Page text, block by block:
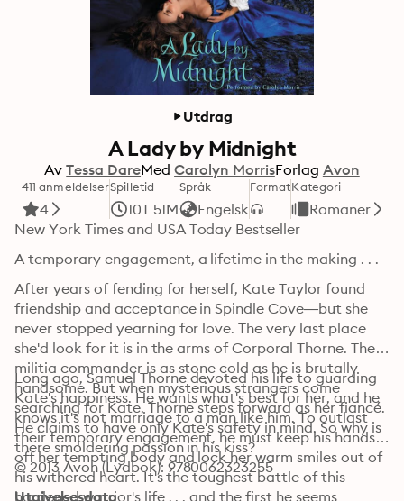
Utdrag
A Lady by Midnight
Av Tessa DareMed Carolyn MorrisForlag Avon
411 anmeldelser
4
Spilletid
10T 51M
Språk
Engelsk
FormatKategori
Romaner
New York Times and USA Today Bestseller
After years of fending for herself, Kate Taylor found
friendship and acceptance in Spindle Cove—but she
never stopped yearning for love. The very last place
she'd look for it is in the arms of Corporal Thorne. The
militia commander is as stone cold as he is brutally
handsome. But when mysterious strangers come
searching for Kate, Thorne steps forward as her fiancé.
He claims to have only Kate's safety in mind. So why is
there smoldering passion in his kiss?
Long ago, Samuel Thorne devoted his life to guarding
Kate's happiness. He wants what's best for her, and he
knows it's not marriage to a man like him. To outlast
their temporary engagement, he must keep his hands
off her tempting body and lock her warm smiles out of
his withered heart. It's the toughest battle of this
hardened warrior's life . . . and the first he seems
© 2013 Avon (Lydbok): 9780062323255
Utgivelsesdato